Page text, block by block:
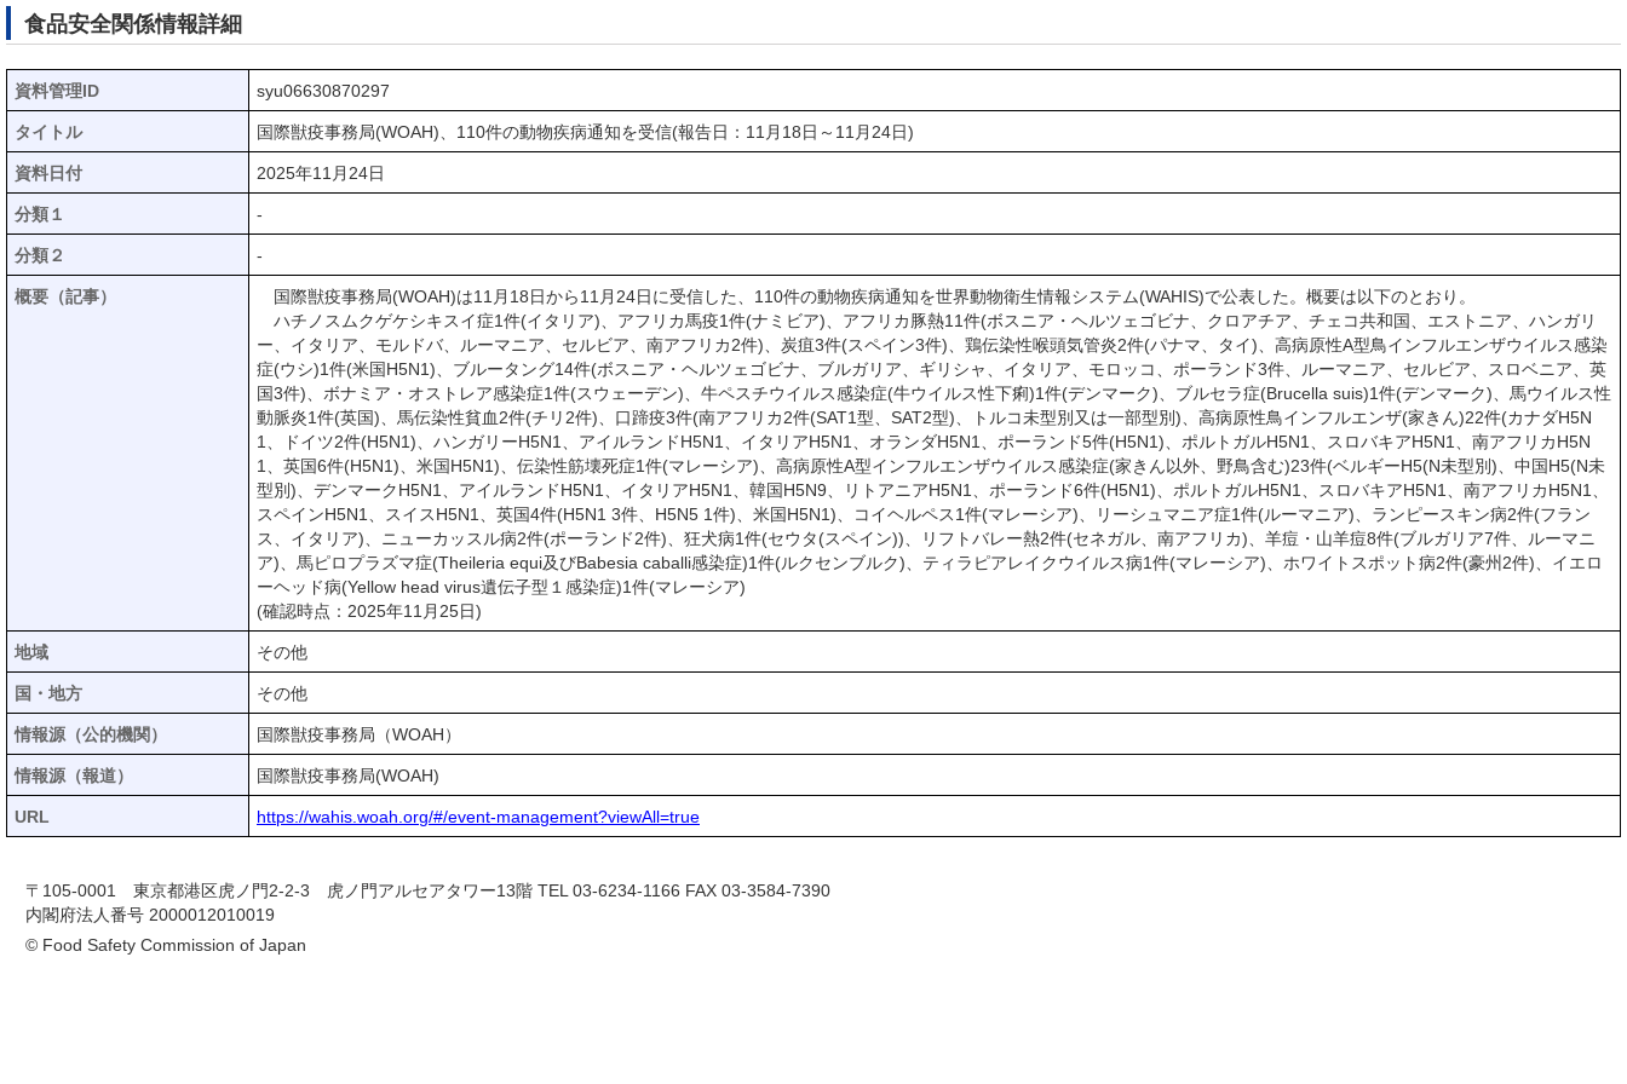
食品安全関係情報詳細
資料管理ID syu06630870297
タイトル 国際獣疫事務局(WOAH)、110件の動物疾病通知を受信(報告日：11月18日～11月24日)
資料日付 2025年11月24日
分類１ -
分類２ -
概要（記事）
国際獣疫事務局(WOAH)は11月18日から11月24日に受信した、110件の動物疾病通知を世界動物衛生情報システム(WAHIS)で公表した。概要は以下のとおり。
ハチノスムクゲケシキスイ症1件(イタリア)、アフリカ馬疫1件(ナミビア)、アフリカ豚熱11件(ボスニア・ヘルツェゴビナ、クロアチア、チェコ共和国、エストニア、ハンガリ
ー、イタリア、モルドバ、ルーマニア、セルビア、南アフリカ2件)、炭疽3件(スペイン3件)、鶏伝染性喉頭気管炎2件(パナマ、タイ)、高病原性A型鳥インフルエンザウイルス感染
症(ウシ)1件(米国H5N1)、ブルータング14件(ボスニア・ヘルツェゴビナ、ブルガリア、ギリシャ、イタリア、モロッコ、ポーランド3件、ルーマニア、セルビア、スロベニア、英
国3件)、ボナミア・オストレア感染症1件(スウェーデン)、牛ペスチウイルス感染症(牛ウイルス性下痢)1件(デンマーク)、ブルセラ症(Brucella suis)1件(デンマーク)、馬ウイルス性
動脈炎1件(英国)、馬伝染性貧血2件(チリ2件)、口蹄疫3件(南アフリカ2件(SAT1型、SAT2型)、トルコ未型別又は一部型別)、高病原性鳥インフルエンザ(家きん)22件(カナダH5N
1、ドイツ2件(H5N1)、ハンガリーH5N1、アイルランドH5N1、イタリアH5N1、オランダH5N1、ポーランド5件(H5N1)、ポルトガルH5N1、スロバキアH5N1、南アフリカH5N
1、英国6件(H5N1)、米国H5N1)、伝染性筋壊死症1件(マレーシア)、高病原性A型インフルエンザウイルス感染症(家きん以外、野鳥含む)23件(ベルギーH5(N未型別)、中国H5(N未
型別)、デンマークH5N1、アイルランドH5N1、イタリアH5N1、韓国H5N9、リトアニアH5N1、ポーランド6件(H5N1)、ポルトガルH5N1、スロバキアH5N1、南アフリカH5N1、
スペインH5N1、スイスH5N1、英国4件(H5N1 3件、H5N5 1件)、米国H5N1)、コイヘルペス1件(マレーシア)、リーシュマニア症1件(ルーマニア)、ランピースキン病2件(フラン
ス、イタリア)、ニューカッスル病2件(ポーランド2件)、狂犬病1件(セウタ(スペイン))、リフトバレー熱2件(セネガル、南アフリカ)、羊痘・山羊痘8件(ブルガリア7件、ルーマニ
ア)、馬ピロプラズマ症(Theileria equi及びBabesia caballi感染症)1件(ルクセンブルク)、ティラピアレイクウイルス病1件(マレーシア)、ホワイトスポット病2件(豪州2件)、イエロ
ーヘッド病(Yellow head virus遺伝子型１感染症)1件(マレーシア)
(確認時点：2025年11月25日)
地域 その他
国・地方 その他
情報源（公的機関） 国際獣疫事務局（WOAH）
情報源（報道） 国際獣疫事務局(WOAH)
URL https://wahis.woah.org/#/event-management?viewAll=true
〒105-0001 東京都港区虎ノ門2-2-3 虎ノ門アルセアタワー13階 TEL 03-6234-1166 FAX 03-3584-7390
内閣府法人番号 2000012010019
© Food Safety Commission of Japan